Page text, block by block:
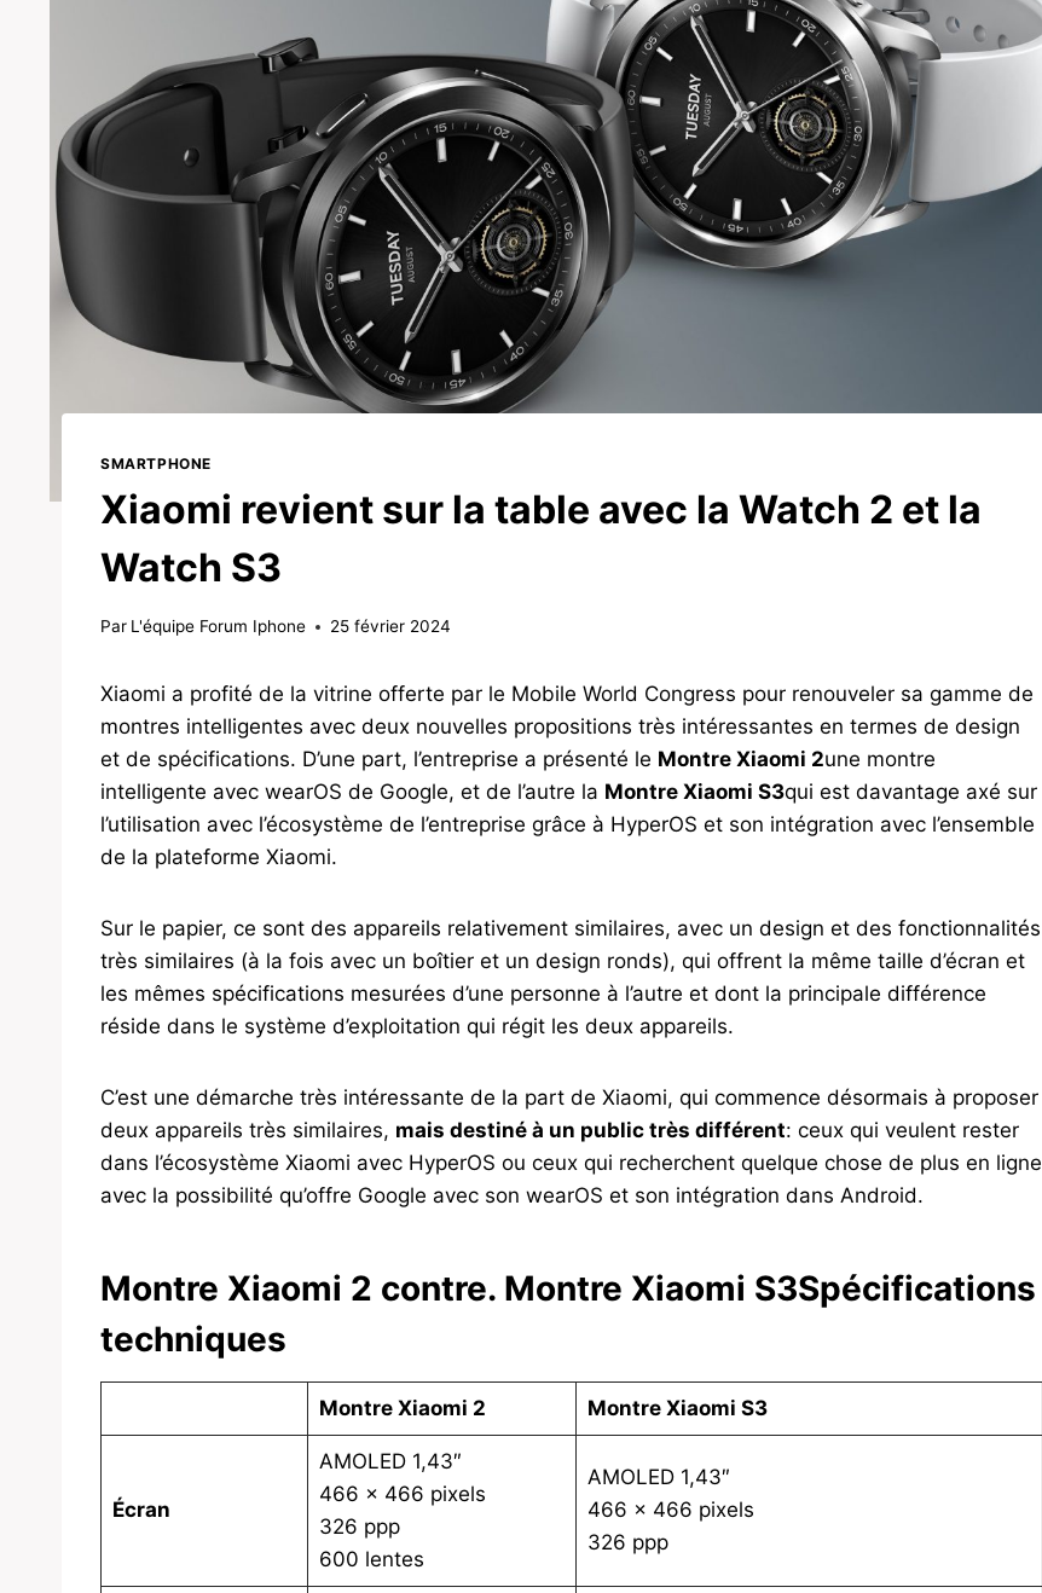
SMARTPHONE
Xiaomi revient sur la table avec la Watch 2 et la
Watch S3
Par L'équipe Forum Iphone 25 février 2024
Xiaomi a profité de la vitrine offerte par le Mobile World Congress pour renouveler sa gamme de
montres intelligentes avec deux nouvelles propositions très intéressantes en termes de design
et de spécifications. D’une part, l’entreprise a présenté le Montre Xiaomi 2une montre
intelligente avec wearOS de Google, et de l’autre la Montre Xiaomi S3qui est davantage axé sur
l’utilisation avec l’écosystème de l’entreprise grâce à HyperOS et son intégration avec l’ensemble
de la plateforme Xiaomi.
Sur le papier, ce sont des appareils relativement similaires, avec un design et des fonctionnalités
très similaires (à la fois avec un boîtier et un design ronds), qui offrent la même taille d’écran et
les mêmes spécifications mesurées d’une personne à l’autre et dont la principale différence
réside dans le système d’exploitation qui régit les deux appareils.
C’est une démarche très intéressante de la part de Xiaomi, qui commence désormais à proposer
deux appareils très similaires, mais destiné à un public très différent: ceux qui veulent rester
dans l’écosystème Xiaomi avec HyperOS ou ceux qui recherchent quelque chose de plus en ligne
avec la possibilité qu’offre Google avec son wearOS et son intégration dans Android.
Montre Xiaomi 2 contre. Montre Xiaomi S3Spécifications
techniques
Montre Xiaomi 2 Montre Xiaomi S3
Écran
AMOLED 1,43″
466 x 466 pixels
326 ppp
600 lentes
AMOLED 1,43″
466 x 466 pixels
326 ppp